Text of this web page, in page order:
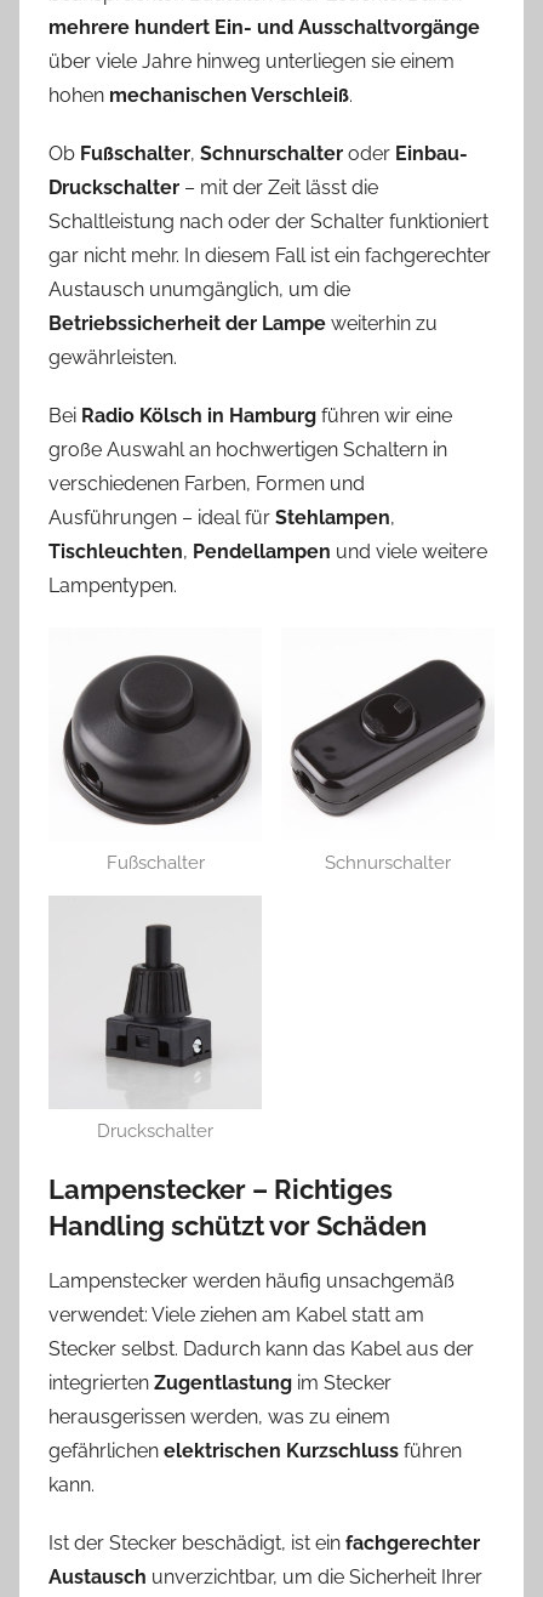
mehrere hundert Ein- und Ausschaltvorgänge
über viele Jahre hinweg unterliegen sie einem
hohen mechanischen Verschleiß.
Ob Fußschalter, Schnurschalter oder Einbau-
Druckschalter – mit der Zeit lässt die
Schaltleistung nach oder der Schalter funktioniert
gar nicht mehr. In diesem Fall ist ein fachgerechter
Austausch unumgänglich, um die
Betriebssicherheit der Lampe weiterhin zu
gewährleisten.
Bei Radio Kölsch in Hamburg führen wir eine
große Auswahl an hochwertigen Schaltern in
verschiedenen Farben, Formen und
Ausführungen – ideal für Stehlampen,
Tischleuchten, Pendellampen und viele weitere
Lampentypen.
Fußschalter Schnurschalter
Druckschalter
Lampenstecker – Richtiges
Handling schützt vor Schäden
Lampenstecker werden häufig unsachgemäß
verwendet: Viele ziehen am Kabel statt am
Stecker selbst. Dadurch kann das Kabel aus der
integrierten Zugentlastung im Stecker
herausgerissen werden, was zu einem
gefährlichen elektrischen Kurzschluss führen
kann.
Ist der Stecker beschädigt, ist ein fachgerechter
Austausch unverzichtbar, um die Sicherheit Ihrer